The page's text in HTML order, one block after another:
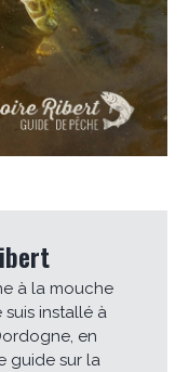
à la mouche
suis installé à
en
guide sur la